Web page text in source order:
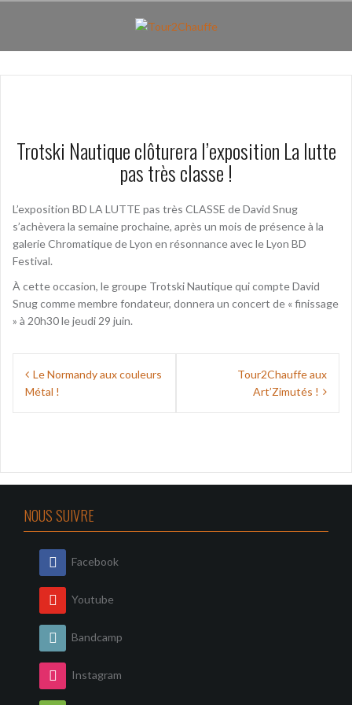
Trotski Nautique clôturera l’exposition La lutte
pas très classe !
L’exposition BD LA LUTTE pas très CLASSE de David Snug
s’achèvera la semaine prochaine, après un mois de présence à la
galerie Chromatique de Lyon en résonnance avec le Lyon BD
Festival.
À cette occasion, le groupe Trotski Nautique qui compte David
Snug comme membre fondateur, donnera un concert de « finissage
» à 20h30 le jeudi 29 juin.
Navigation
deLe Normandy aux couleurs
Métal !
Tour2Chauffe aux
Art’Zimutés !
NOUS SUIVRE
Facebook
Youtube
Bandcamp
Instagram